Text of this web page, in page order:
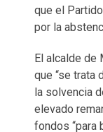
que el
por la
El alcalde de
que “se trata
la solvencia
elevado
fondos “para